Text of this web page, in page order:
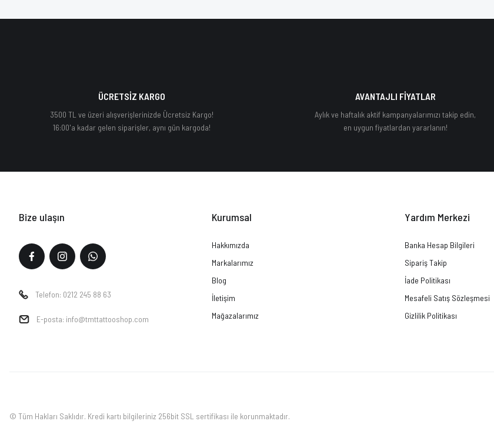
ÜCRETSİZ KARGO
3500 TL ve üzeri alışverişlerinizde Ücretsiz Kargo!
16:00'a kadar gelen siparişler, aynı gün kargoda!
AVANTAJLI FİYATLAR
Aylık ve haftalık aktif kampanyalarımızı takip edin,
en uygun fiyatlardan yararlanın!
Bize ulaşın
Telefon: 0212 245 88 63
E-posta: info@tmttattooshop.com
Kurumsal
Hakkımızda
Markalarımız
Blog
İletişim
Mağazalarımız
Yardım Merkezi
Banka Hesap Bilgileri
Sipariş Takip
İade Politikası
Mesafeli Satış Sözleşmesi
Gizlilik Politikası
© Tüm Hakları Saklıdır. Kredi kartı bilgileriniz 256bit SSL sertifikası ile korunmaktadır.